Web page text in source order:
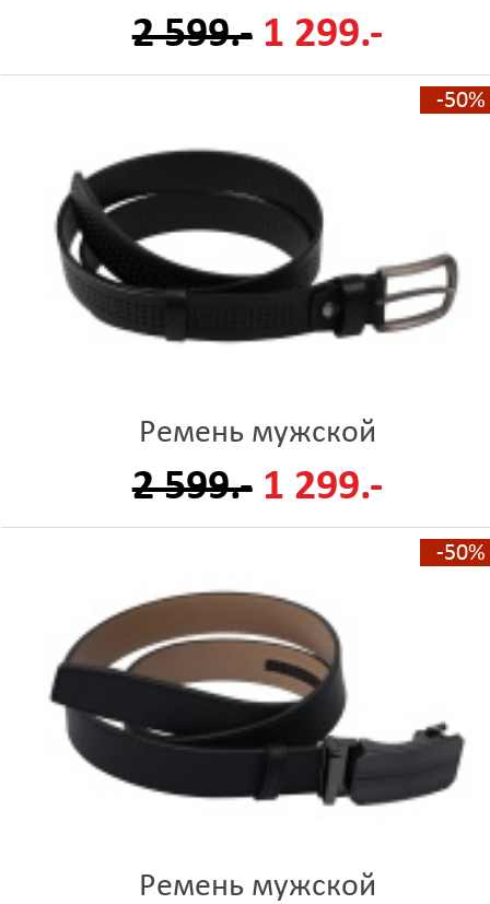
2 599.- 1 299.-
-50%
Ремень мужской
2 599.- 1 299.-
-50%
Ремень мужской